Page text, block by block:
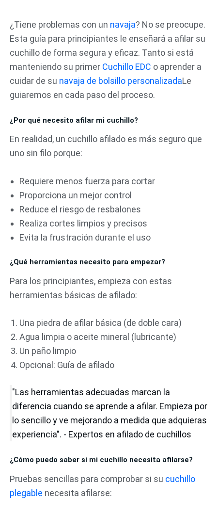
contenido
¿Tiene problemas con un navaja? No se preocupe.
Esta guía para principiantes le enseñará a afilar su
cuchillo de forma segura y eficaz. Tanto si está
manteniendo su primer Cuchillo EDC o aprender a
cuidar de su navaja de bolsillo personalizadaLe
guiaremos en cada paso del proceso.
¿Por qué necesito afilar mi cuchillo?
En realidad, un cuchillo afilado es más seguro que
uno sin filo porque:
Requiere menos fuerza para cortar
Proporciona un mejor control
Reduce el riesgo de resbalones
Realiza cortes limpios y precisos
Evita la frustración durante el uso
¿Qué herramientas necesito para empezar?
Para los principiantes, empieza con estas
herramientas básicas de afilado:
Una piedra de afilar básica (de doble cara)
Agua limpia o aceite mineral (lubricante)
Un paño limpio
Opcional: Guía de afilado
"Las herramientas adecuadas marcan la
diferencia cuando se aprende a afilar. Empieza por
lo sencillo y ve mejorando a medida que adquieras
experiencia". - Expertos en afilado de cuchillos
¿Cómo puedo saber si mi cuchillo necesita afilarse?
Pruebas sencillas para comprobar si su cuchillo
plegable necesita afilarse: